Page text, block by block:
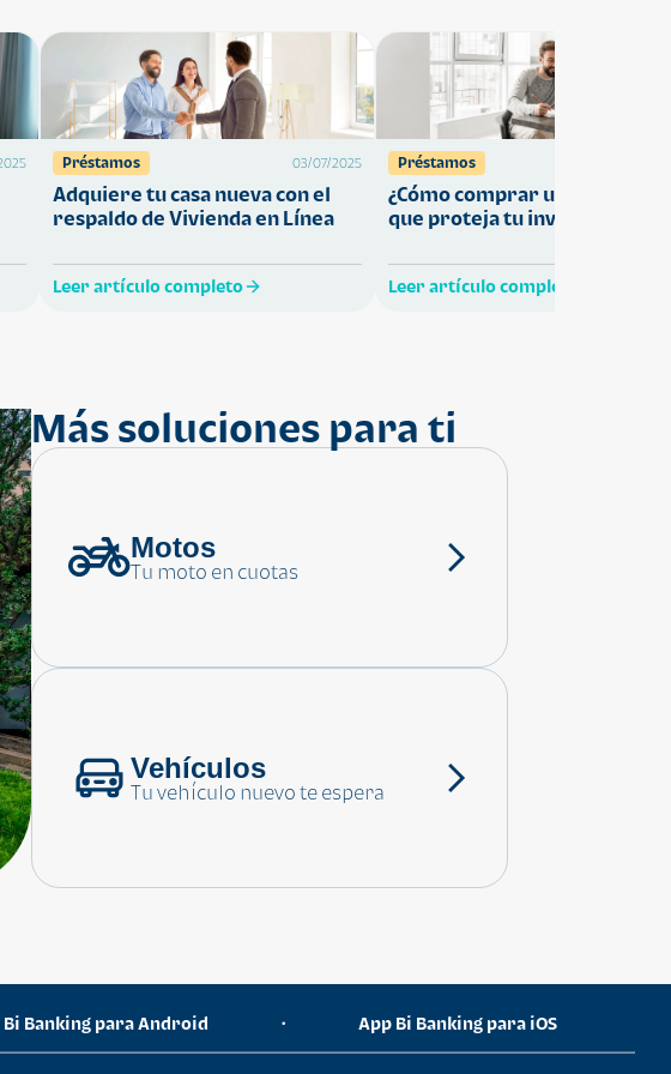
Préstamos 03/07/2025
Adquiere tu casa nueva con el
respaldo de Vivienda en Línea
Leer artículo completo
Préstamos
¿Cómo comprar una vivienda
que proteja tu inversión?
Leer artículo completo
Más soluciones para ti
Motos
Tu moto en cuotas
Vehículos
Tu vehículo nuevo te espera
Bi Banking para Android • App Bi Banking para iOS